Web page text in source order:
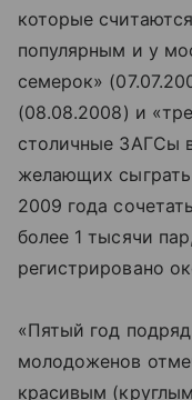
которые
популярным и у
семерок»
(08.08.2008) и
столичные ЗАГСы
желающих сыграть
2009 года
более 1 тысячи
регистрировано
«Пятый год
молодоженов
красивым